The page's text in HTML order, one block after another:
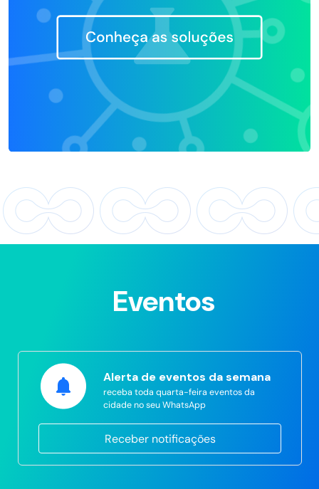
Eventos
Alerta de eventos da semana
receba toda quarta-feira eventos da
cidade no seu WhatsApp
Receber notificações